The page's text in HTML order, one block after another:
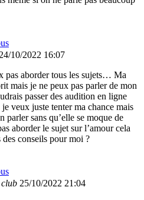
24/10/2022 16:07
pas aborder tous les sujets… Ma
mais je ne peux pas parler de mon
passer des audition en ligne
veux juste tenter ma chance mais
parler sans qu’elle se moque de
aborder le sujet sur l’amour cela
conseils pour moi ?
25/10/2022 21:04